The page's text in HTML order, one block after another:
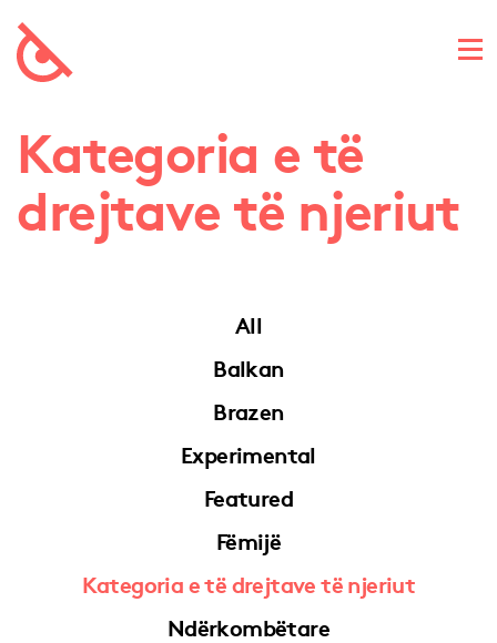
Kategoria e të
drejtave të njeriut
All
Balkan
Brazen
Experimental
Featured
Fëmijë
Kategoria e të drejtave të njeriut
Ndërkombëtare